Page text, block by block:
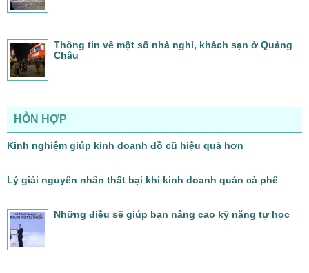
Thông tin về một số nhà nghỉ, khách sạn ở Quảng
Châu
HỖN HỢP
Kinh nghiệm giúp kinh doanh đồ cũ hiệu quả hơn
Lý giải nguyên nhân thất bại khi kinh doanh quán cà phê
Những điều sẽ giúp bạn nâng cao kỹ năng tự học